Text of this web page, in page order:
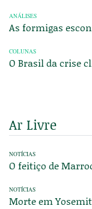
ANÁLISES
As formigas
COLUNAS
O Brasil da crise
Ar Livre
NOTÍCIAS
O feitiço de
NOTÍCIAS
Morte em